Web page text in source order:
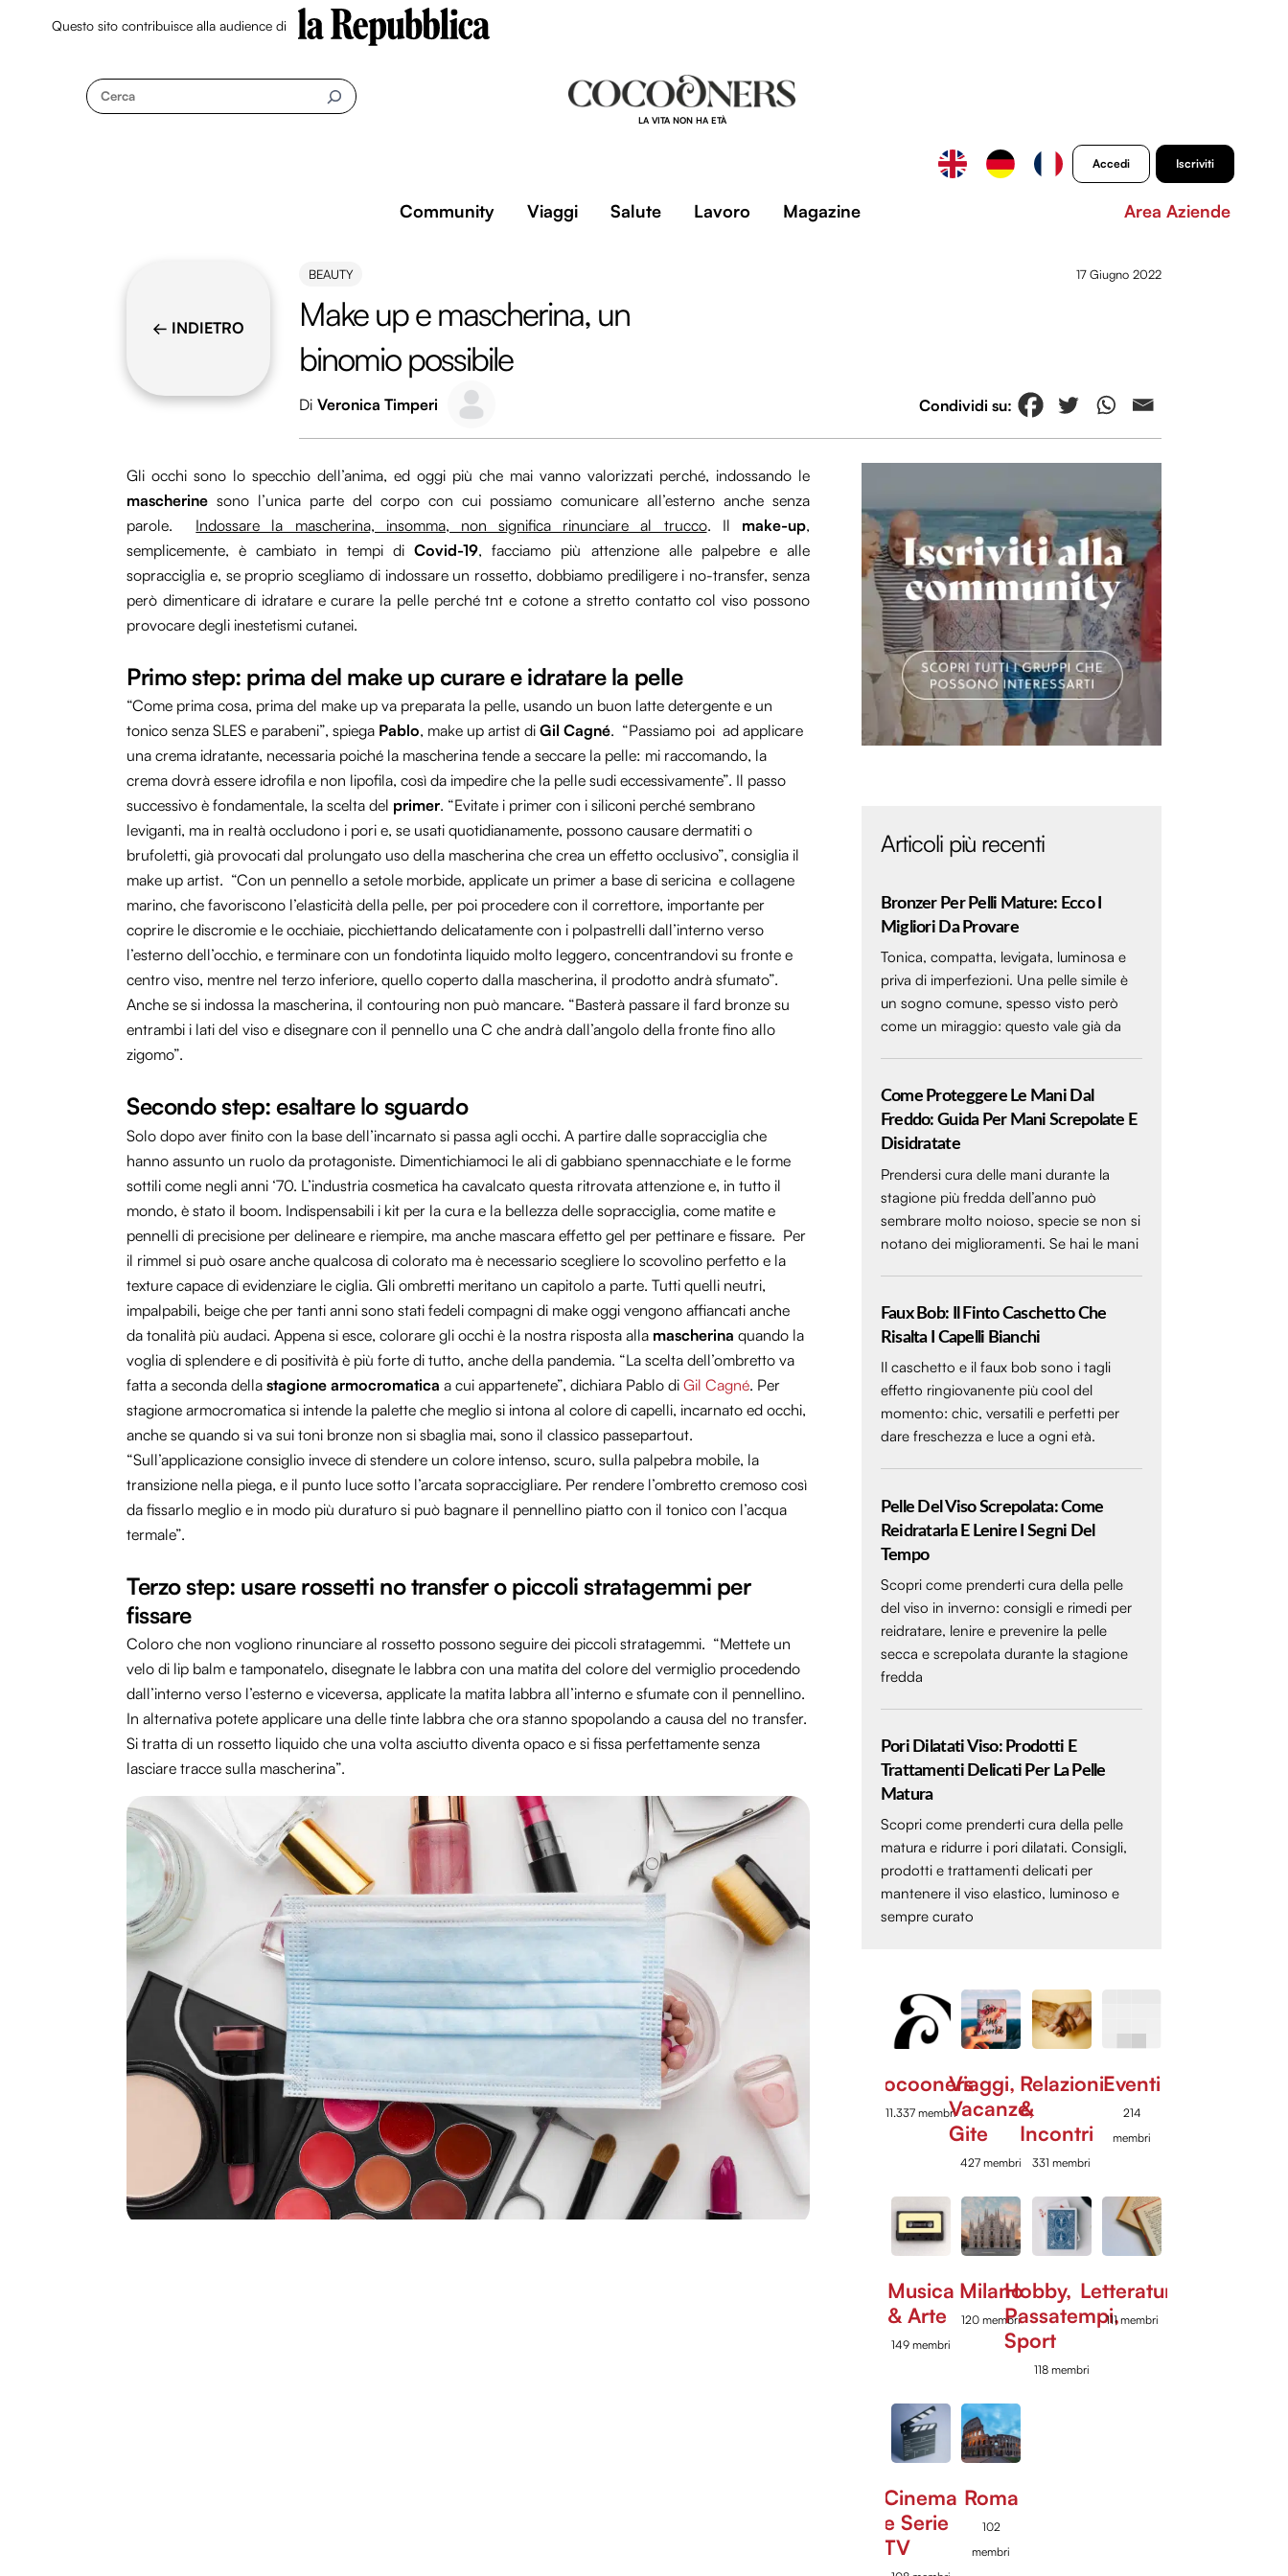
Questo sito contribuisce alla audience di
Cerca
LA VITA NON HA ETÀ
Accedi Iscriviti
Community Viaggi Salute Lavoro Magazine Area Aziende
← INDIETRO
BEAUTY 17 Giugno 2022
Make up e mascherina, un
binomio possibile
Di Veronica Timperi
Gli occhi sono lo specchio dell’anima, ed oggi più che mai vanno valorizzati perché, indossando le
mascherine sono l’unica parte del corpo con cui possiamo comunicare all’esterno anche senza
parole.
Indossare la mascherina, insomma, non significa rinunciare al trucco. Il make-up,
semplicemente, è cambiato in tempi di Covid-19, facciamo più attenzione alle palpebre e alle
sopracciglia e, se proprio scegliamo di indossare un rossetto, dobbiamo prediligere i no-transfer, senza
però dimenticare di idratare e curare la pelle perché tnt e cotone a stretto contatto col viso possono
provocare degli inestetismi cutanei.
Primo step: prima del make up curare e idratare la pelle
“Come prima cosa, prima del make up va preparata la pelle, usando un buon latte detergente e un
tonico senza SLES e parabeni”, spiega Pablo, make up artist di Gil Cagné. “Passiamo poi ad applicare
una crema idratante, necessaria poiché la mascherina tende a seccare la pelle: mi raccomando, la
crema dovrà essere idrofila e non lipofila, così da impedire che la pelle sudi eccessivamente”. Il passo
successivo è fondamentale, la scelta del primer. “Evitate i primer con i siliconi perché sembrano
leviganti, ma in realtà occludono i pori e, se usati quotidianamente, possono causare dermatiti o
brufoletti, già provocati dal prolungato uso della mascherina che crea un effetto occlusivo”, consiglia il
make up artist. “Con un pennello a setole morbide, applicate un primer a base di sericina e collagene
marino, che favoriscono l’elasticità della pelle, per poi procedere con il correttore, importante per
coprire le discromie e le occhiaie, picchiettando delicatamente con i polpastrelli dall’interno verso
l’esterno dell’occhio, e terminare con un fondotinta liquido molto leggero, concentrandovi su fronte e
centro viso, mentre nel terzo inferiore, quello coperto dalla mascherina, il prodotto andrà sfumato”.
Anche se si indossa la mascherina, il contouring non può mancare. “Basterà passare il fard bronze su
entrambi i lati del viso e disegnare con il pennello una C che andrà dall’angolo della fronte fino allo
zigomo”.
Secondo step: esaltare lo sguardo
Solo dopo aver finito con la base dell’incarnato si passa agli occhi. A partire dalle sopracciglia che
hanno assunto un ruolo da protagoniste. Dimentichiamoci le ali di gabbiano spennacchiate e le forme
sottili come negli anni ‘70. L’industria cosmetica ha cavalcato questa ritrovata attenzione e, in tutto il
mondo, è stato il boom. Indispensabili i kit per la cura e la bellezza delle sopracciglia, come matite e
pennelli di precisione per delineare e riempire, ma anche mascara effetto gel per pettinare e fissare. Per
il rimmel si può osare anche qualcosa di colorato ma è necessario scegliere lo scovolino perfetto e la
texture capace di evidenziare le ciglia. Gli ombretti meritano un capitolo a parte. Tutti quelli neutri,
impalpabili, beige che per tanti anni sono stati fedeli compagni di make oggi vengono affiancati anche
da tonalità più audaci. Appena si esce, colorare gli occhi è la nostra risposta alla mascherina quando la
voglia di splendere e di positività è più forte di tutto, anche della pandemia. “La scelta dell’ombretto va
fatta a seconda della stagione armocromatica a cui appartenete”, dichiara Pablo di Gil Cagné. Per
stagione armocromatica si intende la palette che meglio si intona al colore di capelli, incarnato ed occhi,
anche se quando si va sui toni bronze non si sbaglia mai, sono il classico passepartout.
“Sull’applicazione consiglio invece di stendere un colore intenso, scuro, sulla palpebra mobile, la
transizione nella piega, e il punto luce sotto l’arcata sopraccigliare. Per rendere l’ombretto cremoso così
da fissarlo meglio e in modo più duraturo si può bagnare il pennellino piatto con il tonico con l’acqua
termale”.
Terzo step: usare rossetti no transfer o piccoli stratagemmi per
fissare
Coloro che non vogliono rinunciare al rossetto possono seguire dei piccoli stratagemmi. “Mettete un
velo di lip balm e tamponatelo, disegnate le labbra con una matita del colore del vermiglio procedendo
dall’interno verso l’esterno e viceversa, applicate la matita labbra all’interno e sfumate con il pennellino.
In alternativa potete applicare una delle tinte labbra che ora stanno spopolando a causa del no transfer.
Si tratta di un rossetto liquido che una volta asciutto diventa opaco e si fissa perfettamente senza
lasciare tracce sulla mascherina”.
Articoli più recenti
Bronzer Per Pelli Mature: Ecco I
Migliori Da Provare
Tonica, compatta, levigata, luminosa e
priva di imperfezioni. Una pelle simile è
un sogno comune, spesso visto però
come un miraggio: questo vale già da
Come Proteggere Le Mani Dal
Freddo: Guida Per Mani Screpolate E
Disidratate
Prendersi cura delle mani durante la
stagione più fredda dell’anno può
sembrare molto noioso, specie se non si
notano dei miglioramenti. Se hai le mani
Faux Bob: Il Finto Caschetto Che
Risalta I Capelli Bianchi
Il caschetto e il faux bob sono i tagli
effetto ringiovanente più cool del
momento: chic, versatili e perfetti per
dare freschezza e luce a ogni età.
Pelle Del Viso Screpolata: Come
Reidratarla E Lenire I Segni Del
Tempo
Scopri come prenderti cura della pelle
del viso in inverno: consigli e rimedi per
reidratare, lenire e prevenire la pelle
secca e screpolata durante la stagione
fredda
Pori Dilatati Viso: Prodotti E
Trattamenti Delicati Per La Pelle
Matura
Scopri come prenderti cura della pelle
matura e ridurre i pori dilatati. Consigli,
prodotti e trattamenti delicati per
mantenere il viso elastico, luminoso e
sempre curato
Cocooners
11.337 membri
Viaggi,
Vacanze,
Gite
427 membri
Relazioni
&
Incontri
331 membri
Eventi
214
membri
Musica
& Arte
149 membri
Milano
120 membri
Hobby,
Passatempi,
Sport
118 membri
Letteratura
111 membri
Cinema
e Serie
TV
Roma
102
membri